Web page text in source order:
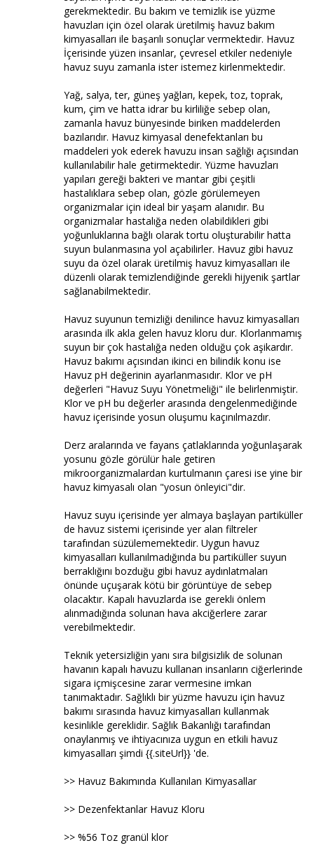
gerekmektedir. Bu bakım ve temizlik ise yüzme
havuzları için özel olarak üretilmiş havuz bakım
kimyasalları ile başarılı sonuçlar vermektedir. Havuz
İçerisinde yüzen insanlar, çevresel etkiler nedeniyle
havuz suyu zamanla ister istemez kirlenmektedir.
Yağ, salya, ter, güneş yağları, kepek, toz, toprak,
kum, çim ve hatta idrar bu kirliliğe sebep olan,
zamanla havuz bünyesinde biriken maddelerden
bazılarıdır. Havuz kimyasal denefektanları bu
maddeleri yok ederek havuzu insan sağlığı açısından
kullanılabilir hale getirmektedir. Yüzme havuzları
yapıları gereği bakteri ve mantar gibi çeşitli
hastalıklara sebep olan, gözle görülemeyen
organizmalar için ideal bir yaşam alanıdır. Bu
organizmalar hastalığa neden olabildikleri gibi
yoğunluklarına bağlı olarak tortu oluşturabilir hatta
suyun bulanmasına yol açabilirler. Havuz gibi havuz
suyu da özel olarak üretilmiş havuz kimyasalları ile
düzenli olarak temizlendiğinde gerekli hijyenik şartlar
sağlanabilmektedir.
Havuz suyunun temizliği denilince havuz kimyasalları
arasında ilk akla gelen havuz kloru dur. Klorlanmamış
suyun bir çok hastalığa neden olduğu çok aşikardır.
Havuz bakımı açısından ikinci en bilindik konu ise
Havuz pH değerinin ayarlanmasıdır. Klor ve pH
değerleri "Havuz Suyu Yönetmeliği" ile belirlenmiştir.
Klor ve pH bu değerler arasında dengelenmediğinde
havuz içerisinde yosun oluşumu kaçınılmazdır.
Derz aralarında ve fayans çatlaklarında yoğunlaşarak
yosunu gözle görülür hale getiren
mikroorganizmalardan kurtulmanın çaresi ise yine bir
havuz kimyasalı olan "yosun önleyici"dir.
Havuz suyu içerisinde yer almaya başlayan partiküller
de havuz sistemi içerisinde yer alan filtreler
tarafından süzülememektedir. Uygun havuz
kimyasalları kullanılmadığında bu partiküller suyun
berraklığını bozduğu gibi havuz aydınlatmaları
önünde uçuşarak kötü bir görüntüye de sebep
olacaktır. Kapalı havuzlarda ise gerekli önlem
alınmadığında solunan hava akciğerlere zarar
verebilmektedir.
Teknik yetersizliğin yanı sıra bilgisizlik de solunan
havanın kapalı havuzu kullanan insanların ciğerlerinde
sigara içmişcesine zarar vermesine imkan
tanımaktadır. Sağlıklı bir yüzme havuzu için havuz
bakımı sırasında havuz kimyasalları kullanmak
kesinlikle gereklidir. Sağlık Bakanlığı tarafından
onaylanmış ve ihtiyacınıza uygun en etkili havuz
kimyasalları şimdi {{.siteUrl}} 'de.
>> Havuz Bakımında Kullanılan Kimyasallar
>> Dezenfektanlar Havuz Kloru
>> %56 Toz granül klor